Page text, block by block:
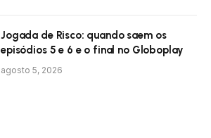
Jogada de Risco: quando saem os
episódios 5 e 6 e o final no Globoplay
agosto 5, 2026